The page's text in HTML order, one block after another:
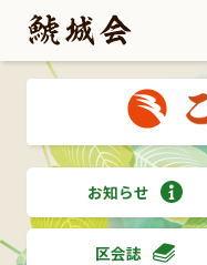
お知らせ
区会誌